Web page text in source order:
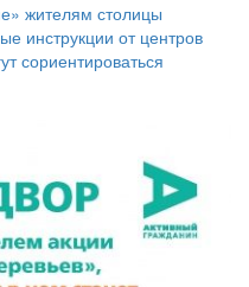
жителям столицы
инструкции от центров
сориентироваться